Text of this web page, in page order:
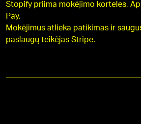
Stopify priima mokėjimo korteles,
Pay.
Mokėjimus atlieka patikimas ir
paslaugų teikėjas Stripe.